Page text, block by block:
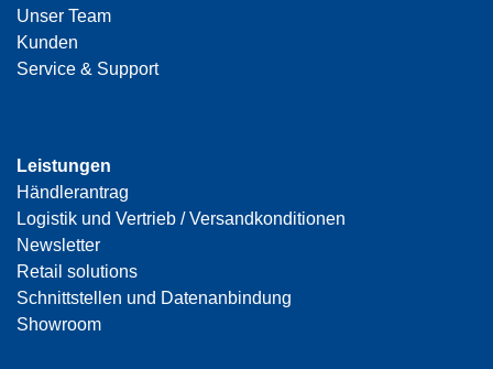
Unser Team
Kunden
Service & Support
Leistungen
Händlerantrag
Logistik und Vertrieb / Versandkonditionen
Newsletter
Retail solutions
Schnittstellen und Datenanbindung
Showroom